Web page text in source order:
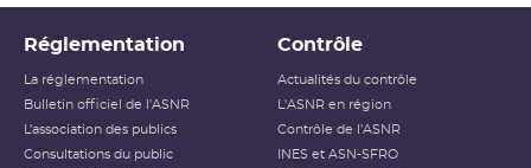
Réglementation
La réglementation
Bulletin officiel de l'ASNR
L’association des publics
Consultations du public
Contrôle
Actualités du contrôle
L'ASNR en région
Contrôle de l'ASNR
INES et ASN-SFRO